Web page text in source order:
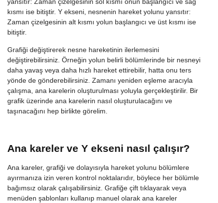
yansıtır: Zaman çizelgesinin sol kısmı onun başlangıcı ve sağ
kısmı ise bitiştir. Y ekseni, nesnenin hareket yolunu yansıtır:
Zaman çizelgesinin alt kısmı yolun başlangıcı ve üst kısmı ise
bitiştir.
Grafiği değiştirerek nesne hareketinin ilerlemesini
değiştirebilirsiniz. Örneğin yolun belirli bölümlerinde bir nesneyi
daha yavaş veya daha hızlı hareket ettirebilir, hatta onu ters
yönde de gönderebilirsiniz. Zamanı yeniden eşleme aracıyla
çalışma, ana karelerin oluşturulması yoluyla gerçekleştirilir. Bir
grafik üzerinde ana karelerin nasıl oluşturulacağını ve
taşınacağını hep birlikte görelim.
Ana kareler ve Y ekseni nasıl çalışır?
Ana kareler, grafiği ve dolayısıyla hareket yolunu bölümlere
ayırmanıza izin veren kontrol noktalarıdır, böylece her bölümle
bağımsız olarak çalışabilirsiniz. Grafiğe çift tıklayarak veya
menüden şablonları kullanıp manuel olarak ana kareler